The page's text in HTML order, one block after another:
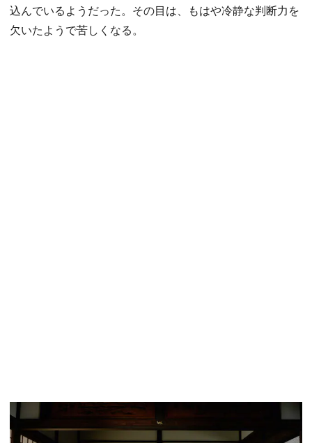
込んでいるようだった。その目は、もはや冷静な判断力を
欠いたようで苦しくなる。